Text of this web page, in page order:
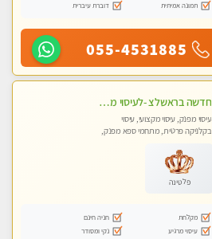
תמונה אמיתית
דוברת עיברית
055-4531885
חדשה בראשלצ -לעיסוי מקצועי ואיכותי מומלץ מאוד!! ממתינה לך מעסה פרטית-ללא מין !!
עיסוי מפנק, עיסוי מקצועי, עיסוי
בקלניקה פרטית, מתחמי ספא מפנק,
פלטינה
מקלחת
חניה חינם
עיסוי מרגיע
נקי ומסודר